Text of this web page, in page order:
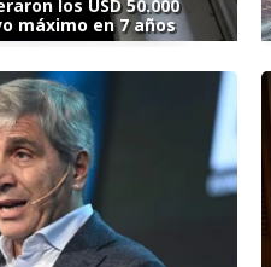
los USD 50.000
máximo en 7 años